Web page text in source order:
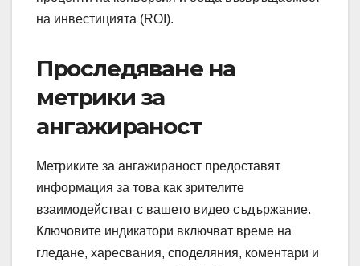
на инвестицията (ROI).
Проследяване на
метрики за
ангажираност
Метриките за ангажираност предоставят
информация за това как зрителите
взаимодействат с вашето видео съдържание.
Ключовите индикатори включват време на
гледане, харесвания, споделяния, коментари и